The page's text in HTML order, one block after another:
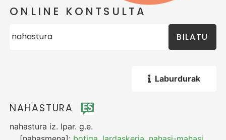
ONLINE KONTSULTA
BILATU
Laburdurak
NAHASTURA
nahastura iz. Ipar. g.e.